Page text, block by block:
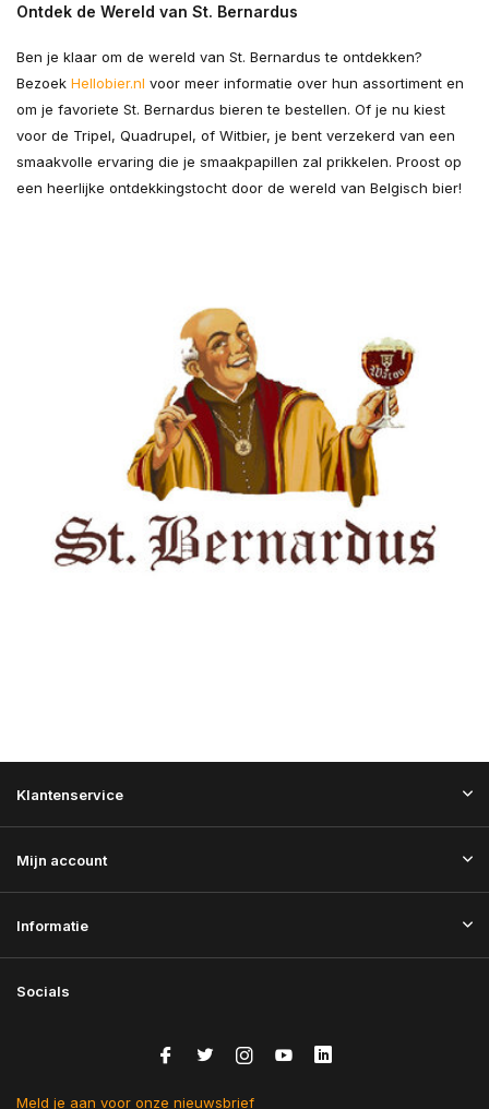
Ontdek de Wereld van St. Bernardus
Ben je klaar om de wereld van St. Bernardus te ontdekken?
Bezoek Hellobier.nl voor meer informatie over hun assortiment en
om je favoriete St. Bernardus bieren te bestellen. Of je nu kiest
voor de Tripel, Quadrupel, of Witbier, je bent verzekerd van een
smaakvolle ervaring die je smaakpapillen zal prikkelen. Proost op
een heerlijke ontdekkingstocht door de wereld van Belgisch bier!
Klantenservice
Mijn account
Informatie
Socials
Meld je aan voor onze nieuwsbrief